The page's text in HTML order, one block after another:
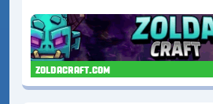
ChestPVP - KitPVP -
zoldacraft.com